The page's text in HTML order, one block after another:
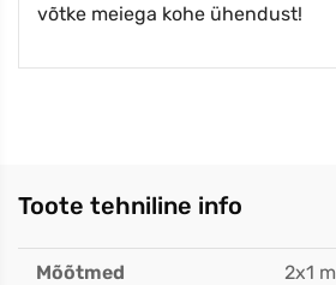
võtke meiega kohe ühendust!
Toote tehniline info
Mõõtmed 2x1 m